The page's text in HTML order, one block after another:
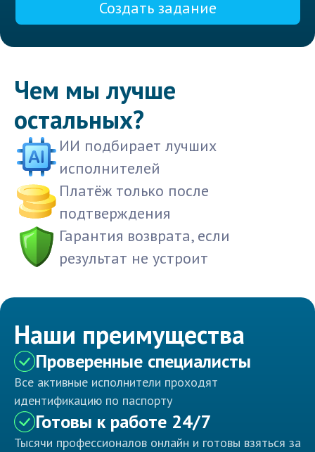
Создать задание
Чем мы лучше
остальных?
ИИ подбирает лучших
исполнителей
Платёж только после
подтверждения
Гарантия возврата, если
результат не устроит
Наши преимущества
Проверенные специалисты
Все активные исполнители проходят
идентификацию по паспорту
Готовы к работе 24/7
Тысячи профессионалов онлайн и готовы взяться за